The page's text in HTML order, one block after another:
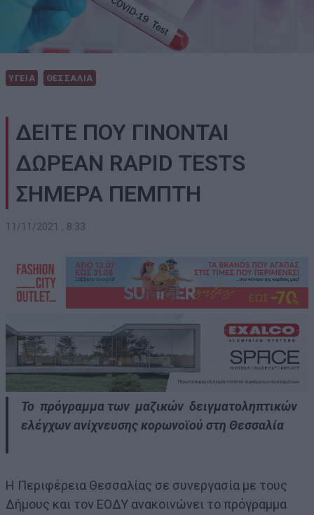
ΥΓΕΙΑ ΘΕΣΣΑΛΙΑ
ΔΕΙΤΕ ΠΟΥ ΓΙΝΟΝΤΑΙ
ΔΩΡΕΑΝ RAPID TESTS
ΣΗΜΕΡΑ ΠΕΜΠΤΗ
11/11/2021 , 8:33
Το πρόγραμμα των μαζικών δειγματοληπτικών
ελέγχων ανίχνευσης κορωνοϊού στη Θεσσαλία
Η Περιφέρεια Θεσσαλίας σε συνεργασία με τους
Δήμους και τον ΕΟΔΥ ανακοινώνει το πρόγραμμα